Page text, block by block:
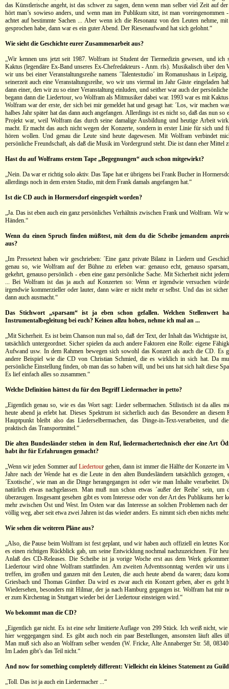
das Künstlerische angeht, ist das schwer zu sagen, denn wenn man selber viel Zeit auf
hört man’s sowieso anders, und wenn man im Publikum sitzt, ist man voreingenommen
achtet auf bestimmte Sachen ... Aber wenn ich die Resonanz von den Leuten nehme,
gesprochen habe, dann war es ein guter Abend. Der Riesenaufwand hat sich gelohnt.“
Wie sieht die Geschichte eurer Zusammenarbeit aus?
„Wir kennen uns jetzt seit 1987. Wolfram ist Student der Tiermedizin gewesen, und ich
Kaktus (legendäre Ex-Band unseres Ex-Chefredakteurs - Anm. rls). Musikalisch über den
wir uns bei einer Veranstaltungsreihe namens ´Talentestudio´ im Romanushaus in
seinerzeit auch eine Veranstaltungsreihe, wo wir uns viermal im Jahr Gäste eingeladen
dann einer, den wir zu so einer Veranstaltung einluden, und seither war auch der
begann dann die Liedertour, wo Wolfram als Mitmusiker dabei war. 1993 war es mit
Wolfram war der erste, der sich bei mir gemeldet hat und gesagt hat: ´Los, wir machen
halbes Jahr später hat das dann auch angefangen. Allerdings ist es nicht so, daß das nun so
Projekt war, weil Wolfram das durch seine damalige Ausbildung und heutige Arbeit
macht. Er macht das auch nicht wegen der Konzerte, sondern in erster Linie für sich und
hören wollen. Und genau die Leute sind heute dagewesen. Mit Wolfram verbindet
persönliche Freundschaft, als daß die Musik im Vordergrund steht. Die ist dann eher Mittel
Hast du auf Wolframs erstem Tape „Begegnungen“ auch schon mitgewirkt?
„Nein. Da war er richtig solo aktiv. Das Tape hat er übrigens bei Frank Bucher in
allerdings noch in dem ersten Studio, mit dem Frank damals angefangen hat.“
Ist die CD auch in Hormersdorf eingespielt worden?
„Ja. Das ist eben auch ein ganz persönliches Verhältnis zwischen Frank und Wolfram. Wir
Händen.“
Wenn du einen Spruch finden müßtest, mit dem du die Scheibe jemandem
aus?
„Im Pressetext haben wir geschrieben: ´Eine ganz private Bilanz in Liedern und
genau so, wie Wolfram auf der Bühne zu erleben war: genauso echt, genauso
gekehrt, genauso persönlich - eben eine ganz persönliche Sache. Mit Sicherheit nicht
... Bei Wolfram ist das ja auch auf Konzerten so: Wenn er irgendwie versuchen
irgendwie kommerzieller oder lauter, dann wäre er nicht mehr er selbst. Und das ist
dann auch ausmacht.“
Das Stichwort „sparsam“ ist ja eben schon gefallen. Welchen Stellenwert
Instrumentalbegleitung bei euch? Keinen allzu hohen, nehme ich mal an ...
„Mit Sicherheit. Es ist beim Chanson nun mal so, daß der Text, der Inhalt das Wichtigste
tatsächlich untergeordnet. Sicher spielen da auch andere Faktoren eine Rolle: eigene
Aufwand usw. In dem Rahmen bewegen sich sowohl das Konzert als auch die CD. Es
andere Beispiel wie die CD von Christian Schmied, die es wirklich in sich hat. Da
persönliche Einstellung finden, ob man das so haben will, und bei uns hat sich halt diese
Es lief einfach alles so zusammen.“
Welche Definition hättest du für den Begriff Liedermacher in petto?
„Eigentlich genau so, wie es das Wort sagt: Lieder selbermachen. Stilistisch ist da alles
heute abend ja erlebt hat. Dieses Spektrum ist sicherlich auch das Besondere an diesem
Hauptpunkt bleibt also das Liederselbermachen, das Dinge-in-Text-verarbeiten, und
praktisch das Transportmittel.“
Die alten Bundesländer stehen in dem Ruf, liedermachertechnisch eher eine Art
habt ihr für Erfahrungen gemacht?
„Wenn wir jeden Sommer auf Liedertourgehen, dann ist immer die Hälfte der Konzerte im
Jahre nach der Wende hat es die Leute in den alten Bundesländern tatsächlich gezogen,
´Exotische´, wie man an die Dinge herangegangen ist oder wie man Inhalte verarbeitet.
natürlich etwas nachgelassen. Man muß nun schon etwas ´außer der Reihe´ sein, um
überzeugen. Insgesamt gesehen gibt es vom Interesse oder von der Art des Publikums her
mehr zwischen Ost und West. Im Osten war das Interesse an solchen Problemen nach der
völlig weg, aber seit etwa zwei Jahren ist das wieder anders. Es nimmt sich eben nichts
Wie sehen die weiteren Pläne aus?
„Also, die Pause beim Wolfram ist fest geplant, und wir haben auch offiziell ein letztes
es einen richtigen Rückblick gab, um seine Entwicklung nochmal nachzuzeichnen. Für
Anlaß des CD-Releases. Die Scheibe ist ja vorige Woche erst aus dem Werk
Liedertour wird ohne Wolfram stattfinden. Am zweiten Adventssonntag werden wir uns
treffen, im großen und ganzen mit den Leuten, die auch heute abend da waren; dazu
Griesbach und Thomas Günther. Da wird es zwar auch ein Konzert geben, aber es geht
Wiedersehen, besonders mit Hilmar, der ja nach Hamburg gegangen ist. Wolfram hat mir
er zum Kirchentag in Stuttgart wieder bei der Liedertour einsteigen wird.“
Wo bekommt man die CD?
„Eigentlich gar nicht. Es ist eine sehr limitierte Auflage von 299 Stück. Ich weiß nicht, wie
hier weggegangen sind. Es gibt auch noch ein paar Bestellungen, ansonsten läuft alles
Man muß sich also an Wolfram selber wenden (W. Fricke, Alte Annaberger Str. 58,
Im Laden gibt’s das Teil nicht.“
And now for something completely different: Vielleicht ein kleines Statement zu
„Toll. Das ist ja auch ein Liedermacher ...“